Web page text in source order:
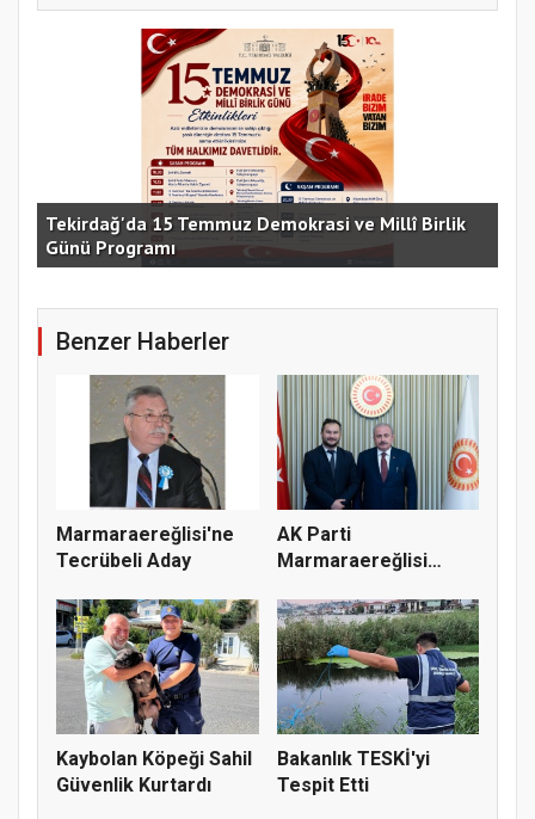
Tekirdağ'da 15 Temmuz Demokrasi ve Millî Birlik
Günü Programı
Benzer Haberler
Marmaraereğlisi'ne
Tecrübeli Aday
AK Parti
Marmaraereğlisi
Gök...
Kaybolan Köpeği Sahil
Güvenlik Kurtardı
Bakanlık TESKİ'yi
Tespit Etti